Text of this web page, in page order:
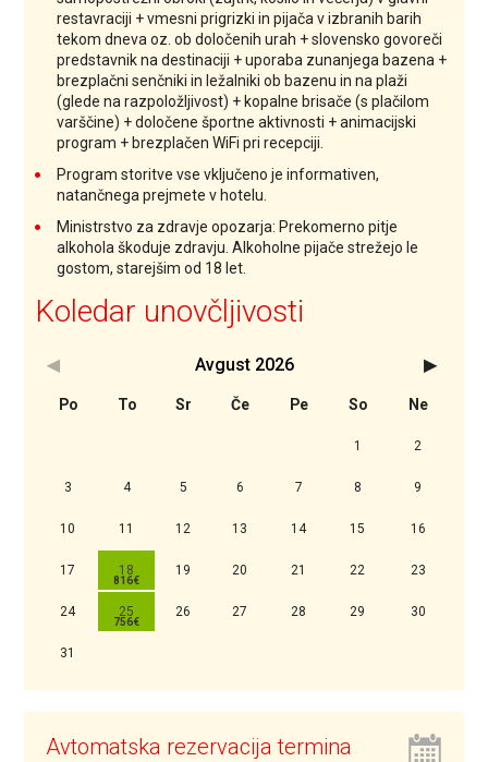
restavraciji + vmesni prigrizki in pijača v izbranih barih
tekom dneva oz. ob določenih urah + slovensko govoreči
predstavnik na destinaciji + uporaba zunanjega bazena +
brezplačni senčniki in ležalniki ob bazenu in na plaži
(glede na razpoložljivost) + kopalne brisače (s plačilom
varščine) + določene športne aktivnosti + animacijski
program + brezplačen WiFi pri recepciji.
Program storitve vse vključeno je informativen,
natančnega prejmete v hotelu.
Ministrstvo za zdravje opozarja: Prekomerno pitje
alkohola škoduje zdravju. Alkoholne pijače strežejo le
gostom, starejšim od 18 let.
Koledar unovčljivosti
Avgust 2026
Po To Sr Če Pe So Ne
1 2
3 4 5 6 7 8 9
10 11 12 13 14 15 16
17 18 19 20 21 22 23
24 25 26 27 28 29 30
31
Avtomatska rezervacija termina